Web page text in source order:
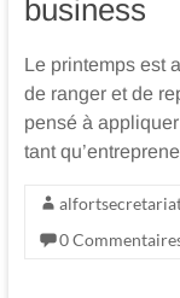
business
Le printemps est
de ranger et de
pensé à
tant
0